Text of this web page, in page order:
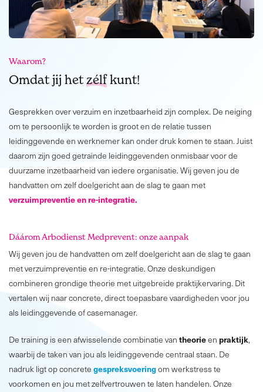
Waarom?
Omdat jij het zélfkunt!
Gesprekken over verzuim en inzetbaarheid zijn complex. De neiging
om te persoonlijk te worden is groot en de relatie tussen
leidinggevende en werknemer kan onder druk komen te staan. Juist
daarom zijn goed getrainde leidinggevenden onmisbaar voor de
duurzame inzetbaarheid van iedere organisatie. Wij geven jou de
handvatten om zelf doelgericht aan de slag te gaan met
verzuimpreventie en re-integratie.
Dáárom Arbodienst Medprevent: onze aanpak
Wij geven jou de handvatten om zelf doelgericht aan de slag te gaan
met verzuimpreventie en re-integratie. Onze deskundigen
combineren grondige theorie met uitgebreide praktijkervaring. Dit
vertalen wij naar concrete, direct toepasbare vaardigheden voor jou
als leidinggevende of casemanager.
De training is een afwisselende combinatie van theorieen praktijk,
waarbij de taken van jou als leidinggevende centraal staan. De
nadruk ligt op concrete gespreksvoeringom werkstress te
voorkomen en jou met zelfvertrouwen te laten handelen. Onze